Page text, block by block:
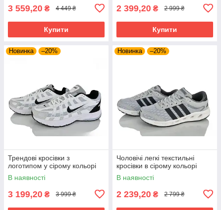
3 559,20 ₴ 4 449 ₴
Купити
2 399,20 ₴ 2 999 ₴
Купити
Новинка –20%
Трендові кросівки з
логотипом у сірому кольорі
В наявності
3 199,20 ₴ 3 999 ₴
Новинка –20%
Чоловічі легкі текстильні
кросівки в сірому кольорі
В наявності
2 239,20 ₴ 2 799 ₴